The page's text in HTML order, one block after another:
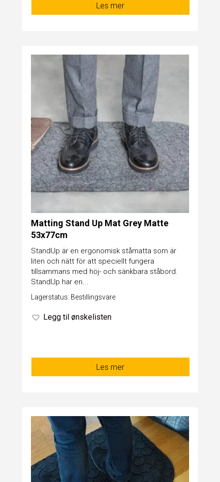
Les mer
Matting Stand Up Mat Grey Matte
53x77cm
StandUp är en ergonomisk ståmatta som är
liten och nätt för att speciellt fungera
tillsammans med höj- och sänkbara ståbord.
StandUp har en...
Lagerstatus: Bestillingsvare
Legg til ønskelisten
Les mer